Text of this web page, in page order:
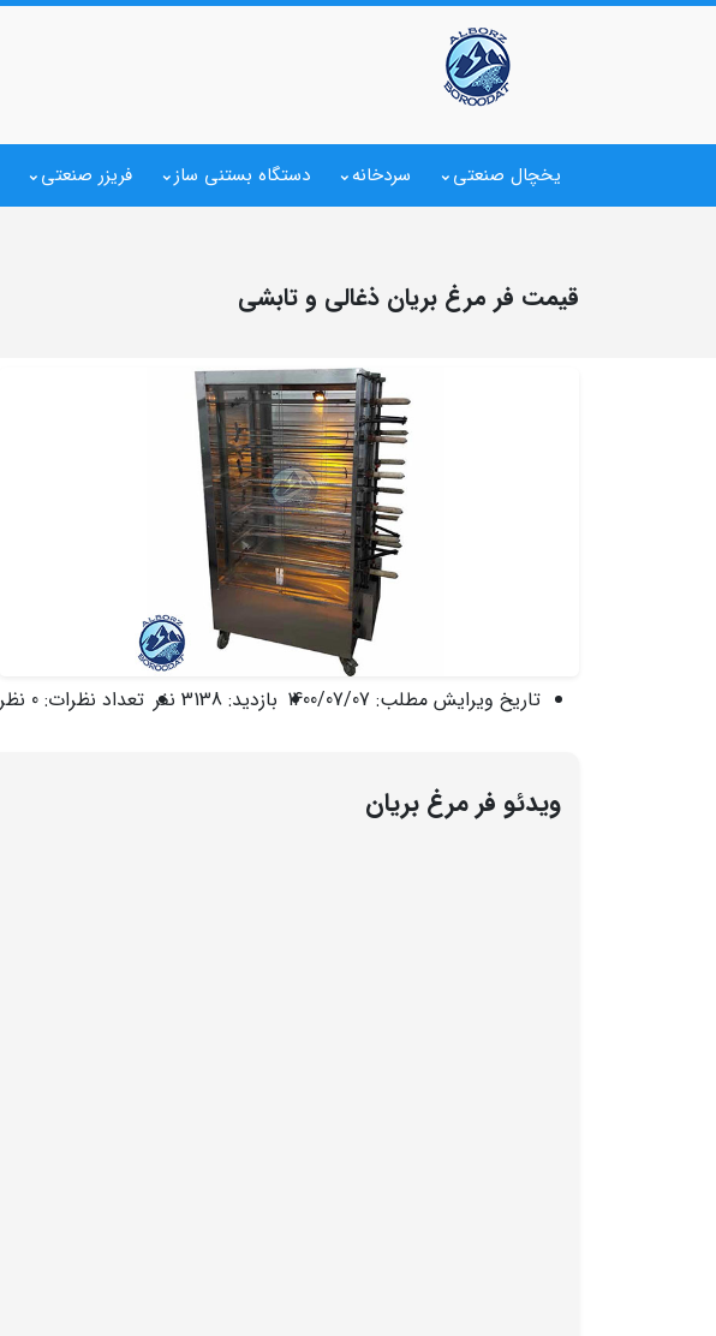
یخچال صنعتی سردخانه دستگاه بستنی ساز فریزر صنعتی
قیمت فر مرغ بریان ذغالی و تابشی
تاریخ ویرایش مطلب: 1400/07/07 بازدید: 3138 نفر تعداد نظرات: 0 نظر
ویدئو فر مرغ بریان